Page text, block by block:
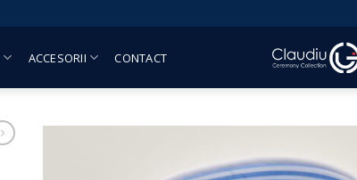
ACCESORII CONTACT